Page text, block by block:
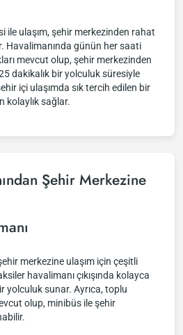
ile ulaşım, şehir merkezinden rahat
Havalimanında günün her saati
mevcut olup, şehir merkezinden
dakikalık bir yolculuk süresiyle
içi ulaşımda sık tercih edilen bir
kolaylık sağlar.
Şehir Merkezine
merkezine ulaşım için çeşitli
havalimanı çıkışında kolayca
yolculuk sunar. Ayrıca, toplu
olup, minibüs ile şehir